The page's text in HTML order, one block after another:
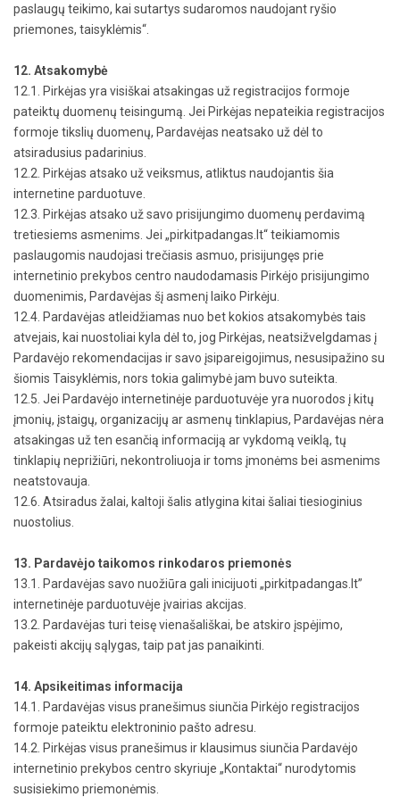
paslaugų teikimo, kai sutartys sudaromos naudojant ryšio
priemones, taisyklėmis“.
12. Atsakomybė
12.1. Pirkėjas yra visiškai atsakingas už registracijos formoje
pateiktų duomenų teisingumą. Jei Pirkėjas nepateikia registracijos
formoje tikslių duomenų, Pardavėjas neatsako už dėl to
atsiradusius padarinius.
12.2. Pirkėjas atsako už veiksmus, atliktus naudojantis šia
internetine parduotuve.
12.3. Pirkėjas atsako už savo prisijungimo duomenų perdavimą
tretiesiems asmenims. Jei „pirkitpadangas.lt“ teikiamomis
paslaugomis naudojasi trečiasis asmuo, prisijungęs prie
internetinio prekybos centro naudodamasis Pirkėjo prisijungimo
duomenimis, Pardavėjas šį asmenį laiko Pirkėju.
12.4. Pardavėjas atleidžiamas nuo bet kokios atsakomybės tais
atvejais, kai nuostoliai kyla dėl to, jog Pirkėjas, neatsižvelgdamas į
Pardavėjo rekomendacijas ir savo įsipareigojimus, nesusipažino su
šiomis Taisyklėmis, nors tokia galimybė jam buvo suteikta.
12.5. Jei Pardavėjo internetinėje parduotuvėje yra nuorodos į kitų
įmonių, įstaigų, organizacijų ar asmenų tinklapius, Pardavėjas nėra
atsakingas už ten esančią informaciją ar vykdomą veiklą, tų
tinklapių neprižiūri, nekontroliuoja ir toms įmonėms bei asmenims
neatstovauja.
12.6. Atsiradus žalai, kaltoji šalis atlygina kitai šaliai tiesioginius
nuostolius.
13. Pardavėjo taikomos rinkodaros priemonės
13.1. Pardavėjas savo nuožiūra gali inicijuoti „pirkitpadangas.lt”
internetinėje parduotuvėje įvairias akcijas.
13.2. Pardavėjas turi teisę vienašališkai, be atskiro įspėjimo,
pakeisti akcijų sąlygas, taip pat jas panaikinti.
14. Apsikeitimas informacija
14.1. Pardavėjas visus pranešimus siunčia Pirkėjo registracijos
formoje pateiktu elektroninio pašto adresu.
14.2. Pirkėjas visus pranešimus ir klausimus siunčia Pardavėjo
internetinio prekybos centro skyriuje „Kontaktai“ nurodytomis
susisiekimo priemonėmis.